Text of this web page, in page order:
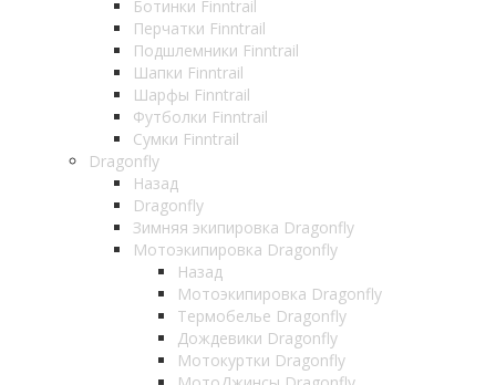
Ботинки Finntrail
Перчатки Finntrail
Подшлемники Finntrail
Шапки Finntrail
Шарфы Finntrail
Футболки Finntrail
Сумки Finntrail
Dragonfly
Назад
Dragonfly
Зимняя экипировка Dragonfly
Мотоэкипировка Dragonfly
Назад
Мотоэкипировка Dragonfly
Термобелье Dragonfly
Дождевики Dragonfly
Мотокуртки Dragonfly